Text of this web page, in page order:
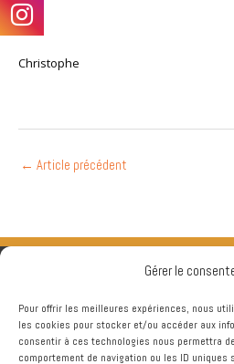
Gérer le
Pour offrir les meilleures expériences, nous
les cookies pour stocker et/ou accéder aux
consentir à ces technologies nous permettra
comportement de navigation ou les ID uniques
Christophe
← Article précédent